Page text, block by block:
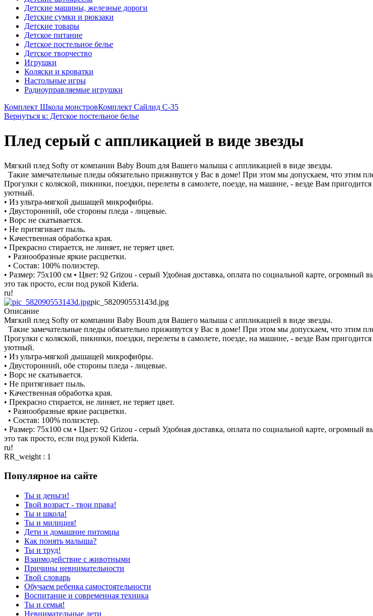
Детские машины, железные дороги
Детские сумки и рюкзаки
Детские товары
Детское питание
Детское постельное белье
Детское творчество
Игрушки
Коляски и кроватки
Настольные игры
Радиоуправляемые игрушки
Комплект Школа монстровКомплект Сайлид С-35
Вернуться к: Детское постельное белье
Плед серый с аппликацией в виде звезды
Мягкий плед Softy от компании Baby Boum для Вашего малыша с аппликацией в виде звезды.
Такие замечательные пледы обязательно приживутся у Вас в доме! При этом мы допускаем, что этим
Прогулки с коляской, пикники, поездки, перелеты в самолете, поезде, на машине, - везде Вам
уютный.
• Из ультра-мягкой дышащей микрофибры.
• Двусторонний, обе стороны пледа - лицевые.
• Ворс не скатывается.
• Не притягивает пыль.
• Качественная обработка края.
• Прекрасно стирается, не линяет, не теряет цвет.
• Разнообразные яркие расцветки.
• Состав: 100% полиэстер.
• Размер: 75х100 см • Цвет: 92 Grizou - серый Удобная доставка, оплата по социальной карте,
это так просто, если под рукой Kideria.
ru!
pic_582090553143d.jpg
Описание
Мягкий плед Softy от компании Baby Boum для Вашего малыша с аппликацией в виде звезды.
Такие замечательные пледы обязательно приживутся у Вас в доме! При этом мы допускаем, что этим
Прогулки с коляской, пикники, поездки, перелеты в самолете, поезде, на машине, - везде Вам
уютный.
• Из ультра-мягкой дышащей микрофибры.
• Двусторонний, обе стороны пледа - лицевые.
• Ворс не скатывается.
• Не притягивает пыль.
• Качественная обработка края.
• Прекрасно стирается, не линяет, не теряет цвет.
• Разнообразные яркие расцветки.
• Состав: 100% полиэстер.
• Размер: 75х100 см • Цвет: 92 Grizou - серый Удобная доставка, оплата по социальной карте,
это так просто, если под рукой Kideria.
ru!
RR_weight : 1
Популярное на сайте
Ты и деньги!
Твой возраст - твои права!
Ты и школа!
Ты и милиция!
Дети и домашние питомцы
Как понять малыша?
Ты и труд!
Взаимодействие с животными
Причины невнимательности
Твой словарь
Обучаем ребенка самостоятельности
Воспитание и современная техника
Ты и семья!
Невнимательные дети